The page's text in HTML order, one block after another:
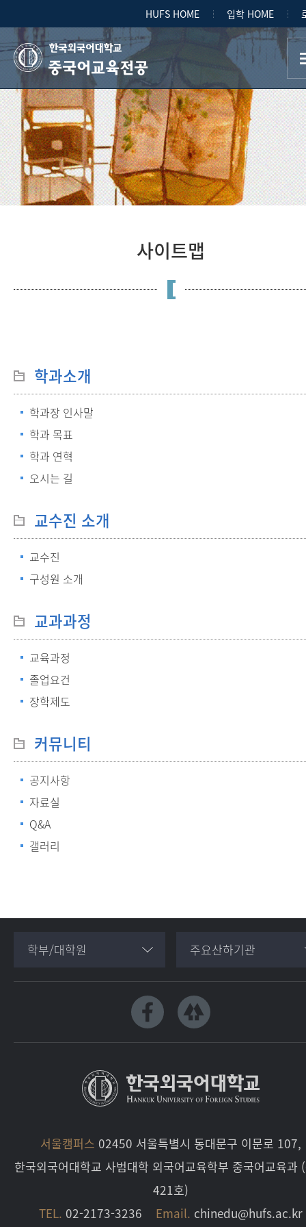
HUFS HOME 입학 HOME
중국어교육전공
사이트맵
학과소개
학과장 인사말
학과 목표
학과 연혁
오시는 길
교수진 소개
교수진
구성원 소개
교과과정
교육과정
졸업요건
장학제도
커뮤니티
공지사항
자료실
Q&A
갤러리
학부/대학원 주요산하기관
서울캠퍼스 02450 서울특별시 동대문구 이문로 107,
한국외국어대학교 사범대학 외국어교육학부 중국어교육과
421호)
TEL. 02-2173-3236 Email. chinedu@hufs.ac.kr